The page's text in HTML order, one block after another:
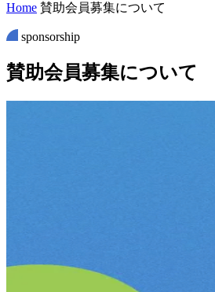
Home 賛助会員募集について
sponsorship
賛助会員募集について